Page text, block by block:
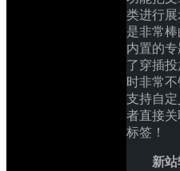
类进行
是非常
内置的专
了穿插
时非常不
支持自
者直接
标签！
新